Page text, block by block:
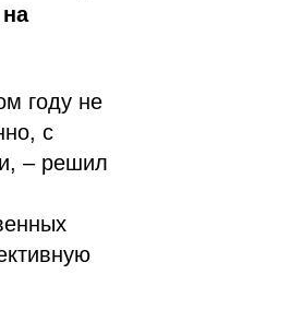
году не
с
– решил